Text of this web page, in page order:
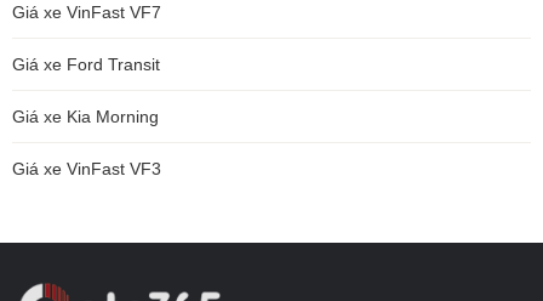
Giá xe VinFast VF7
Giá xe Ford Transit
Giá xe Kia Morning
Giá xe VinFast VF3